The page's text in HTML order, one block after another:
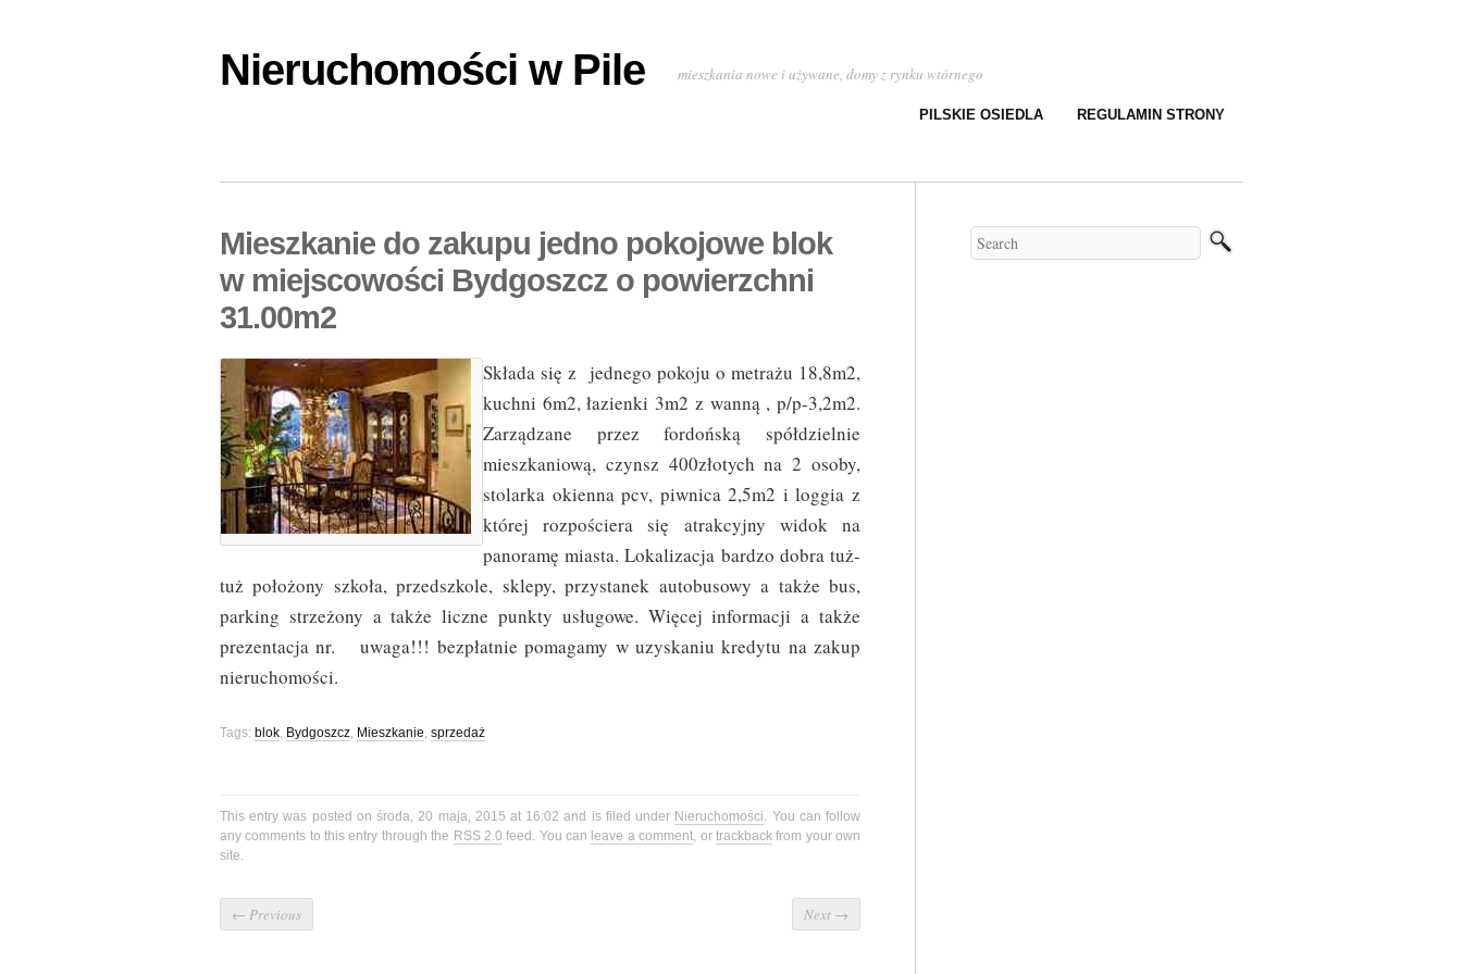
Nieruchomości w Pile mieszkania nowe i używane, domy z rynku wtórnego
PILSKIE OSIEDLA REGULAMIN STRONY
Mieszkanie do zakupu jedno pokojowe blok
w miejscowości Bydgoszcz o powierzchni
31.00m2
Składa się z jednego pokoju o metrażu 18,8m2,
kuchni 6m2, łazienki 3m2 z wanną , p/p-3,2m2.
Zarządzane przez fordońską spółdzielnie
mieszkaniową, czynsz 400złotych na 2 osoby,
stolarka okienna pcv, piwnica 2,5m2 i loggia z
której rozpościera się atrakcyjny widok na
panoramę miasta. Lokalizacja bardzo dobra tuż-
tuż położony szkoła, przedszkole, sklepy, przystanek autobusowy a także bus,
parking strzeżony a także liczne punkty usługowe. Więcej informacji a także
prezentacja nr. uwaga!!! bezpłatnie pomagamy w uzyskaniu kredytu na zakup
nieruchomości.
Tags: blok, Bydgoszcz, Mieszkanie, sprzedaż
This entry was posted on środa, 20 maja, 2015 at 16:02 and is filed under Nieruchomości. You can follow
any comments to this entry through the RSS 2.0 feed. You can leave a comment, or trackbackfrom your own
site.
← Previous Next →